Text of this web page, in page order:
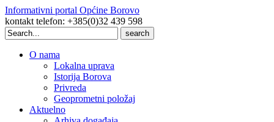
Informativni portal Općine Borovo
kontakt telefon: +385(0)32 439 598
Search
for:
O nama
Lokalna uprava
Istorija Borova
Privreda
Geoprometni položaj
Aktuelno